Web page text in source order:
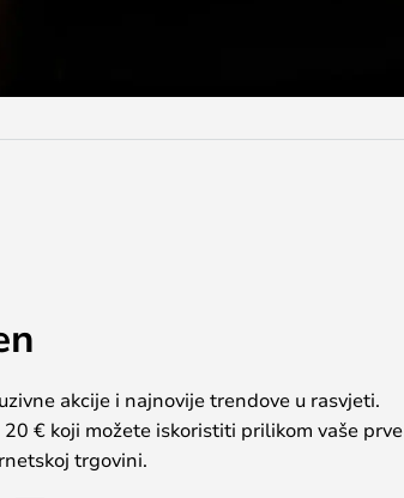
akcije i najnovije trendove u rasvjeti.
€ koji možete iskoristiti prilikom vaše prve
trgovini.